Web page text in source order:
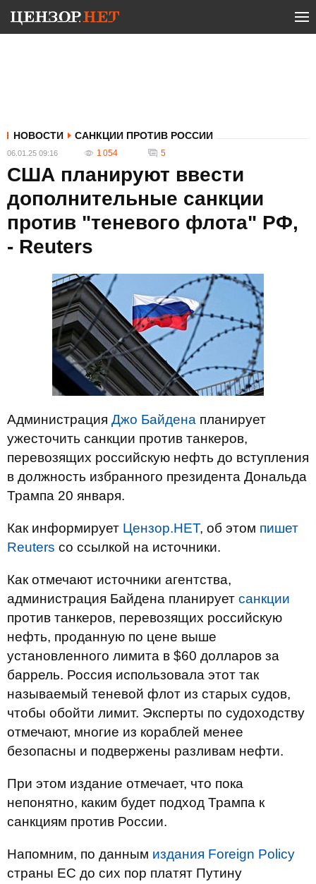
НОВОСТИ САНКЦИИ ПРОТИВ РОССИИ
06.01.25 09:16 1 054 5
США планируют ввести
дополнительные санкции
против "теневого флота" РФ,
- Reuters
Администрация Джо Байдена планирует
ужесточить санкции против танкеров,
перевозящих российскую нефть до вступления
в должность избранного президента Дональда
Трампа 20 января.
Как информирует Цензор.НЕТ, об этом пишет
Reuters со ссылкой на источники.
Как отмечают источники агентства,
администрация Байдена планирует санкции
против танкеров, перевозящих российскую
нефть, проданную по цене выше
установленного лимита в $60 долларов за
баррель. Россия использовала этот так
называемый теневой флот из старых судов,
чтобы обойти лимит. Эксперты по судоходству
отмечают, многие из кораблей менее
безопасны и подвержены разливам нефти.
При этом издание отмечает, что пока
непонятно, каким будет подход Трампа к
санкциям против России.
Напомним, по данным издания Foreign Policy
страны ЕС до сих пор платят Путину